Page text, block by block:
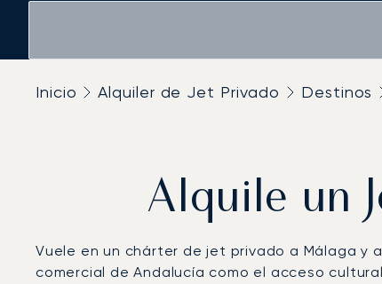
Inicio Alquiler de Jet Privado Destinos
Alquile un
Vuele en un chárter de jet privado a Málaga
comercial de Andalucía como el acceso